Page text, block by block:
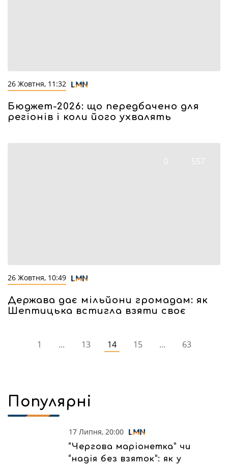
26 Жовтня, 11:32
Бюджет-2026: що передбачено для
регіонів і коли його ухвалять
0 557
26 Жовтня, 10:49
Держава дає мільйони громадам: як
Шептицька встигла взяти своє
1 ... 13 14 15 ... 63
Популярні
17 Липня, 20:00
“Чергова маріонетка” чи
“надія без взяток”: як у